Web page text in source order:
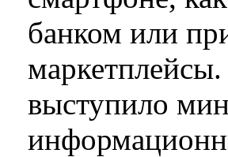
банком или
выступило